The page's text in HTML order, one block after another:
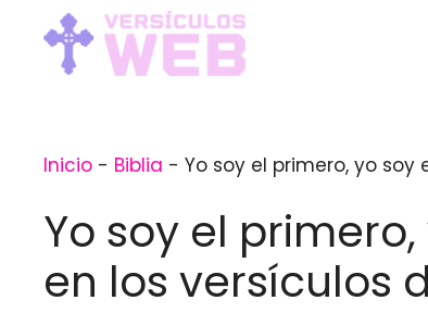
content
Inicio - Biblia - Yo soy el primero, yo soy
Yo soy el
en los versículos